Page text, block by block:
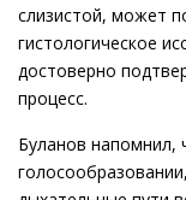
слизистой, может
гистологическое
достоверно
процесс.
Буланов напомнил,